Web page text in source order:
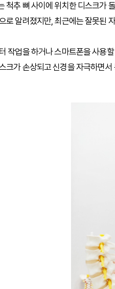
척추 뼈 사이에 위치한 디스크가
로 알려졌지만, 최근에는 잘못된
작업을 하거나 스마트폰을 사용
크가 손상되고 신경을 자극하면서